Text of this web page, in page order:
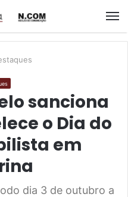
sanciona
o Dia do
em
dia 3 de outubro a